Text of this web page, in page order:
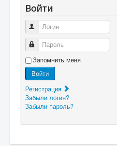
Войти
Логин
Пароль
Запомнить меня
Войти
Регистрация
Забыли логин?
Забыли пароль?